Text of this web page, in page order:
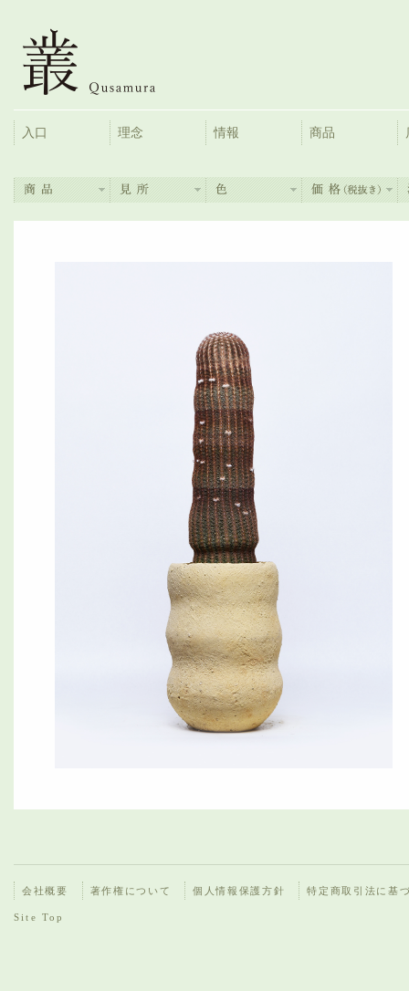
入口 理念 情報 商品
会社概要 著作権について 個人情報保護方針 特定商取引法に基
Site Top